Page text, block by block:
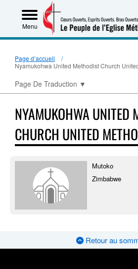
Menu
Page d’accueil
Nyamukohwa United Methodist Church
Page De Traduction ▼
NYAMUKOHWA UNITED
CHURCH UNITED
Mutoko
Zimbabwe
Retour au